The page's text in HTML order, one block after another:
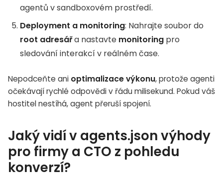
agentů v sandboxovém prostředí.
Deployment a monitoring: Nahrajte soubor do
root adresářa nastavte monitoring pro
sledování interakcí v reálném čase.
Nepodceňte ani optimalizace výkonu, protože agenti
očekávají rychlé odpovědi v řádu milisekund. Pokud váš
hostitel nestíhá, agent přeruší spojení.
Jaký vidí v agents.json výhody
pro firmy a CTO z pohledu
konverzí?